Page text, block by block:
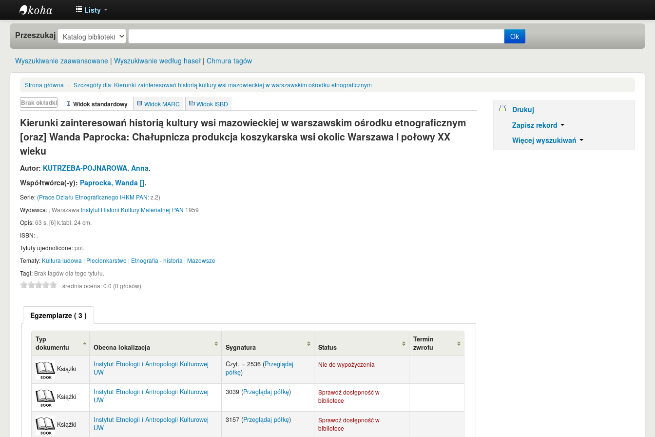
Instytut
Etnologii i
Antropologii
Kulturowej
UW
Listy
Przeszukaj Ok
Wyszukiwanie zaawansowane Wyszukiwanie według haseł Chmura tagów
Strona główna › Szczegóły dla: Kierunki zainteresowań historią kultury wsi mazowieckiej w warszawskim ośrodku etnograficznym
Brak okładki Widok standardowy Widok MARC Widok ISBD
Kierunki zainteresowań historią kultury wsi mazowieckiej w warszawskim ośrodku etnograficznym
[oraz] Wanda Paprocka: Chałupnicza produkcja koszykarska wsi okolic Warszawa I połowy XX
wieku
Autor: KUTRZEBA-POJNAROWA, Anna.
Współtwórca(-y): Paprocka, Wanda [].
Serie:(Prace Działu Etnograficznego IHKM PAN: z.2)
Wydawca: ;Warszawa Instytut Historii Kultury Materialnej PAN 1959
Opis:63 s. [6] k.tabl. 24 cm.
ISBN: .
Tytuły ujednolicone:pol.
Tematy: Kultura ludowa | Plecionkarstwo | Etnografia - historia | Mazowsze
Tagi: Brak tagów dla tego tytułu.
średnia ocena: 0.0 (0 głosów)
Egzemplarze( 3 )
Typ
dokumentu
Obecna lokalizacja Sygnatura Status
Termin
zwrotu
Książki
Instytut Etnologii i Antropologii Kulturowej
UW
Czyt. = 2536 (Przeglądaj
półkę)
Nie do wypożyczenia
Książki
Instytut Etnologii i Antropologii Kulturowej
UW
3039 (Przeglądaj półkę)
Sprawdź dostępność w
bibliotece
Książki
Instytut Etnologii i Antropologii Kulturowej
UW
3157 (Przeglądaj półkę)
Sprawdź dostępność w
bibliotece
Drukuj
Zapisz rekord
Więcej wyszukiwań